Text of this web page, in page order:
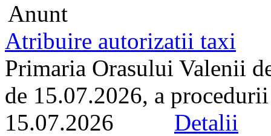
Atribuire autorizatii taxi
Primaria Orasului Valenii
de 15.07.2026, a
15.07.2026 Detalii